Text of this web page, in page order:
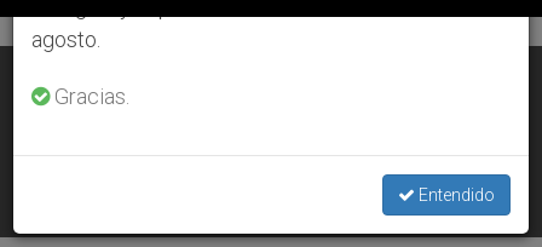
APR 28, 2008 00:00
agosto.
Gracias.
Entendido